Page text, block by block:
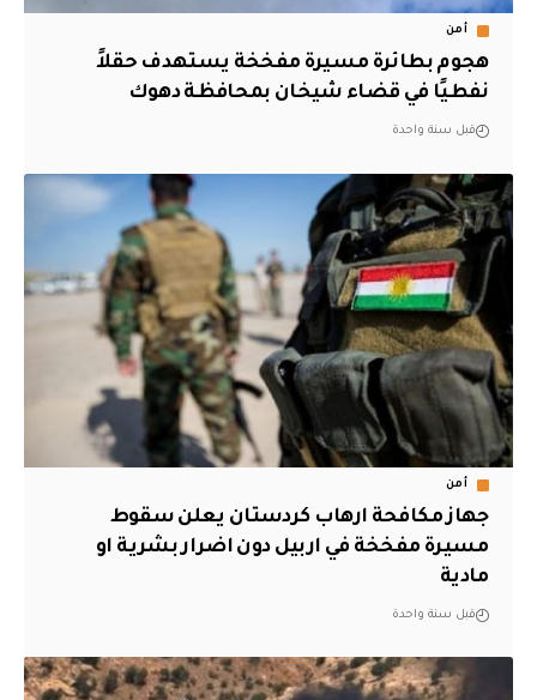
أمن
هجوم بطائرة مسيرة مفخخة يستهدف حقلاً
نفطيًا في قضاء شيخان بمحافظة دهوك
قبل سنة واحدة
أمن
جهاز مكافحة ارهاب كردستان يعلن سقوط
مسيرة مفخخة في اربيل دون اضرار بشرية او
مادية
قبل سنة واحدة